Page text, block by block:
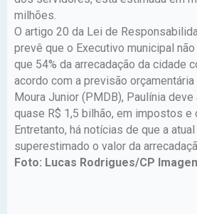
milhões.
O artigo 20 da Lei de
prevê que o Executivo municipal
que 54% da arrecadação da cidade
acordo com a previsão
Moura Junior (PMDB), Paulínia
quase R$ 1,5 bilhão, em impostos e
Entretanto, há notícias de que a
superestimado o valor da
Foto: Lucas Rodrigues/CP